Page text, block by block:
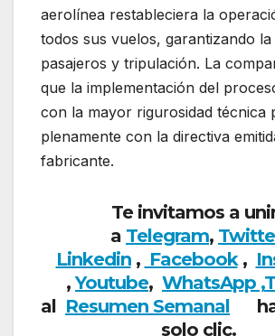
aerolínea restableciera la
todos sus vuelos, garantizando la
pasajeros y tripulación. La
que la implementación del
con la mayor rigurosidad técnica
plenamente con la directiva
fabricante.
Te invitamos a
a Telegram,
Linkedin, Facebook,
,Youtube, WhatsApp ,
al Resumen Semanal
solo clic.